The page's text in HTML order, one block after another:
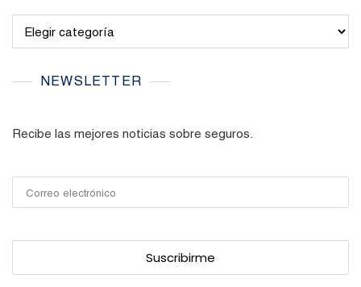
NEWSLETTER
Recibe las mejores noticias sobre seguros.